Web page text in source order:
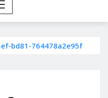
bd81-764478a2e95f